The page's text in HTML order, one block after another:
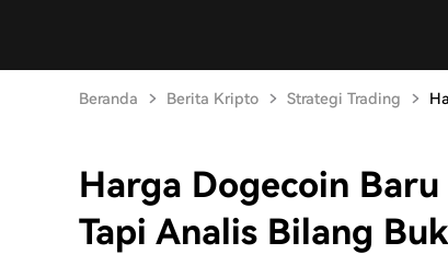
Beranda Berita Kripto Strategi Trading
Harga Dogecoin
Tapi Analis Bilang